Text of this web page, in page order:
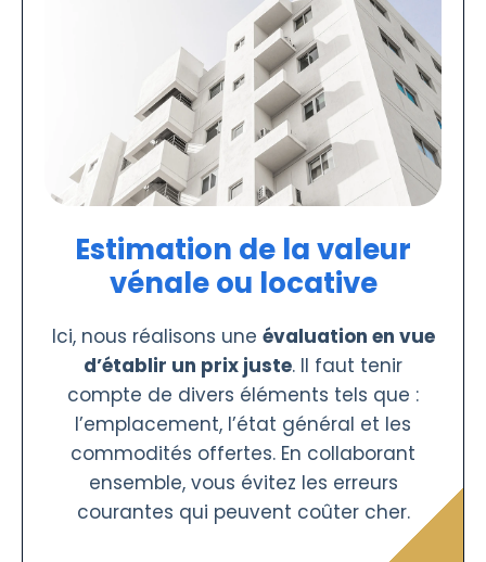
Estimation de la valeur
vénale ou locative
Ici, nous réalisons une évaluation en vue
d’établir un prix juste. Il faut tenir
compte de divers éléments tels que :
l’emplacement, l’état général et les
commodités offertes. En collaborant
ensemble, vous évitez les erreurs
courantes qui peuvent coûter cher.